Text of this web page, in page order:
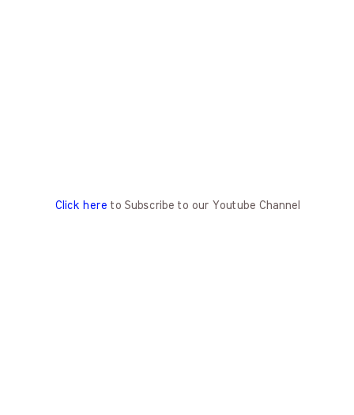
Click here to Subscribe to our Youtube Channel